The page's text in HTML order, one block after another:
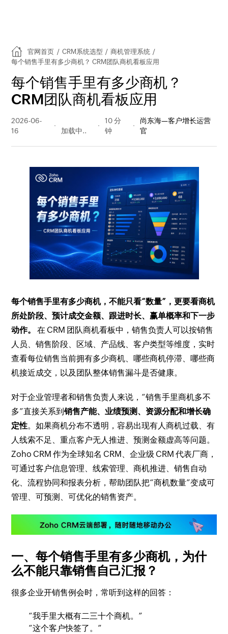
官网首页 / CRM系统选型 / 商机管理系统 /
每个销售手里有多少商机？ CRM团队商机看板应用
每个销售手里有多少商机？
CRM团队商机看板应用
2026-06-
16
量
10 分
钟
尚东海—客户增长运营
官
每个销售手里有多少商机，不能只看“数量”，更要看商机
所处阶段、预计成交金额、跟进时长、赢单概率和下一步
动作。
在 CRM 团队商机看板中，销售负责人可以按销售
人员、销售阶段、区域、产品线、客户类型等维度，实时
查看每位销售当前拥有多少商机、哪些商机停滞、哪些商
机接近成交，以及团队整体销售漏斗是否健康。
对于企业管理者和销售负责人来说，“销售手里商机多不
多”直接关系到销售产能、业绩预测、资源分配和增长确
定性。如果商机分布不透明，容易出现有人商机过载、有
人线索不足、重点客户无人推进、预测金额虚高等问题。
Zoho CRM 作为全球知名 CRM、企业级 CRM 代表厂商，
可通过客户信息管理、线索管理、商机推进、销售自动
化、流程协同和报表分析，帮助团队把“商机数量”变成可
管理、可预测、可优化的销售资产。
一、每个销售手里有多少商机，为什
么不能只靠销售自己汇报？
很多企业开销售例会时，常听到这样的回答：
“我手里大概有二三十个商机。”
“这个客户快签了。”